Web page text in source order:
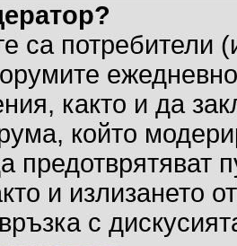
са потребители
както и да
който
предотврятяват
и излизането
с